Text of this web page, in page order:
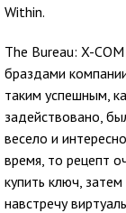
Within.
The Bureau: X-
браздами
таким успешным,
задействовано,
весело и
время, то рецепт
купить ключ,
навстречу